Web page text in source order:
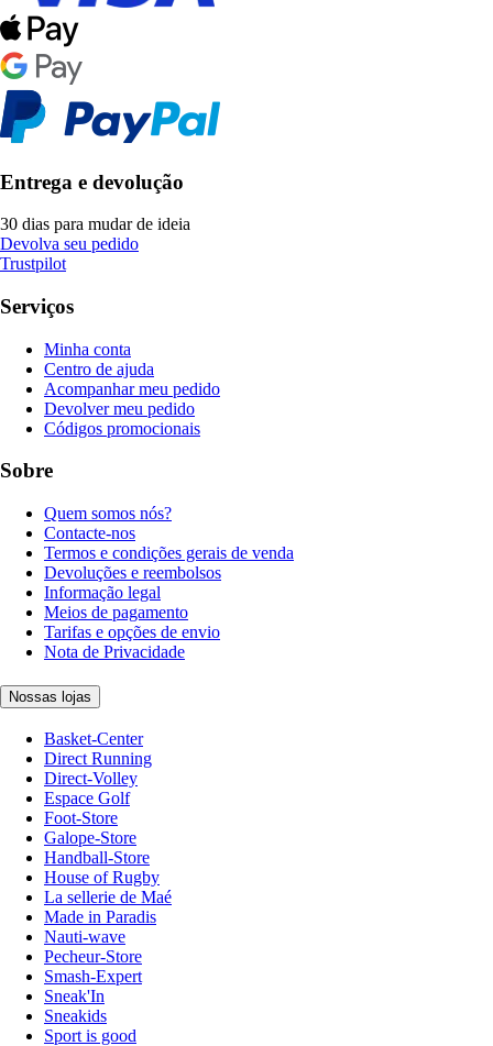
Entrega e devolução
30 dias para mudar de ideia
Devolva seu pedido
Trustpilot
Serviços
Minha conta
Centro de ajuda
Acompanhar meu pedido
Devolver meu pedido
Códigos promocionais
Sobre
Quem somos nós?
Contacte-nos
Termos e condições gerais de venda
Devoluções e reembolsos
Informação legal
Meios de pagamento
Tarifas e opções de envio
Nota de Privacidade
Nossas lojas
Basket-Center
Direct Running
Direct-Volley
Espace Golf
Foot-Store
Galope-Store
Handball-Store
House of Rugby
La sellerie de Maé
Made in Paradis
Nauti-wave
Pecheur-Store
Smash-Expert
Sneak'In
Sneakids
Sport is good